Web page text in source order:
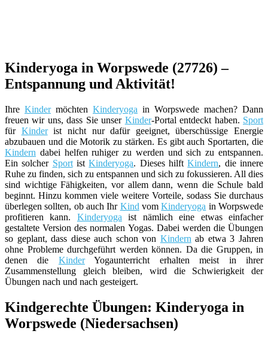
Kinderyoga in Worpswede (27726) –
Entspannung und Aktivität!
Ihre Kindermöchten Kinderyoga in Worpswede machen? Dann
freuen wir uns, dass Sie unser Kinder-Portal entdeckt haben. Sport
für Kinderist nicht nur dafür geeignet, überschüssige Energie
abzubauen und die Motorik zu stärken. Es gibt auch Sportarten, die
Kindern dabei helfen ruhiger zu werden und sich zu entspannen.
Ein solcher SportistKinderyoga. Dieses hilftKindern, die innere
Ruhe zu finden, sich zu entspannen und sich zu fokussieren. All dies
sind wichtige Fähigkeiten, vor allem dann, wenn die Schule bald
beginnt. Hinzu kommen viele weitere Vorteile, sodass Sie durchaus
überlegen sollten, ob auch Ihr Kind vomKinderyoga in Worpswede
profitieren kann. Kinderyoga ist nämlich eine etwas einfacher
gestaltete Version des normalen Yogas. Dabei werden die Übungen
so geplant, dass diese auch schon von Kindern ab etwa 3 Jahren
ohne Probleme durchgeführt werden können. Da die Gruppen, in
denen die KinderYogaunterricht erhalten meist in ihrer
Zusammenstellung gleich bleiben, wird die Schwierigkeit der
Übungen nach und nach gesteigert.
Kindgerechte Übungen: Kinderyoga in
Worpswede (Niedersachsen)